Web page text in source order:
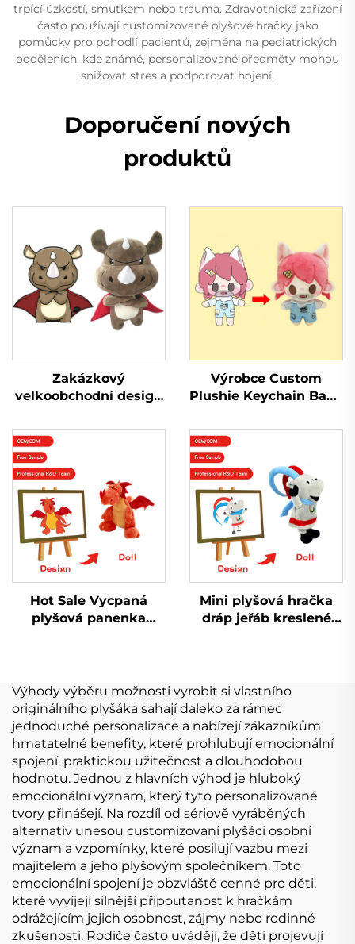
trpící úzkostí, smutkem nebo trauma. Zdravotnická zařízení
často používají customizované plyšové hračky jako
pomůcky pro pohodlí pacientů, zejména na pediatrických
odděleních, kde známé, personalizované předměty mohou
snižovat stres a podporovat hojení.
Doporučení nových
produktů
Zakázkový
velkoobchodní design
vyrábí hračky Plyšák
na zakázku
Výrobce Custom
Plushie Keychain Baby
Plyšová panenka Kpop
Hot Sale Vycpaná
plyšová panenka
Přizpůsobit
Mini plyšová hračka
dráp jeřáb kreslené
plyšový přívěsek na
klíče
Výhody výběru možnosti vyrobit si vlastního
originálního plyšáka sahají daleko za rámec
jednoduché personalizace a nabízejí zákazníkům
hmatatelné benefity, které prohlubují emocionální
spojení, praktickou užitečnost a dlouhodobou
hodnotu. Jednou z hlavních výhod je hluboký
emocionální význam, který tyto personalizované
tvory přinášejí. Na rozdíl od sériově vyráběných
alternativ unesou customizovaní plyšáci osobní
význam a vzpomínky, které posilují vazbu mezi
majitelem a jeho plyšovým společníkem. Toto
emocionální spojení je obzvláště cenné pro děti,
které vyvíjejí silnější připoutanost k hračkám
odrážejícím jejich osobnost, zájmy nebo rodinné
zkušenosti. Rodiče často uvádějí, že děti projevují